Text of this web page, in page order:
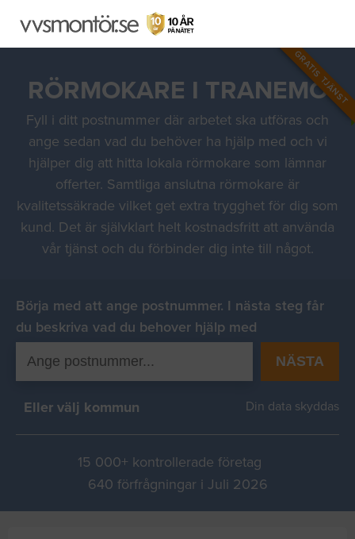
GRATIS TJÄNST
RÖRMOKARE I TRANEMO
Fyll i ditt postnummer där arbetet ska utföras och
ange sedan vad du behöver ha hjälp med och vi
hjälper dig att hitta lokala rörmokare som lämnar
offerter. Samtliga anslutna rörmokare är
kvalitetssäkrade vilket get extra trygghet för dig som
kund. Det är självklart helt kostnadsfritt att använda
vår tjänst och du förbinder dig inte till något.
Börja med att ange postnummer. I nästa steg får
du beskriva vad du behover hjälp med
NÄSTA
Eller välj kommun Din data skyddas
15 000+ kontrollerade företag
640 förfrågningar i Juli 2026